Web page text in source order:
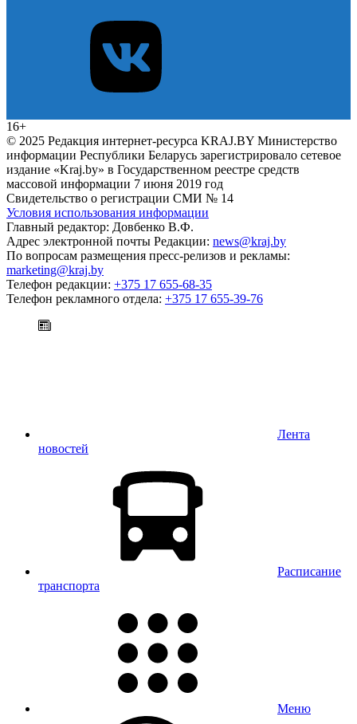
16+
© 2025 Редакция интернет-ресурса KRAJ.BY Министерство
информации Республики Беларусь зарегистрировало сетевое
издание «Kraj.by» в Государственном реестре средств
массовой информации 7 июня 2019 год
Свидетельство о регистрации СМИ № 14
Условия использования информации
Главный редактор: Довбенко В.Ф.
Адрес электронной почты Редакции: news@kraj.by
По вопросам размещения пресс-релизов и рекламы:
marketing@kraj.by
Телефон редакции: +375 17 655-68-35
Телефон рекламного отдела: +375 17 655-39-76
Лента
новостей
Расписание
транспорта
Меню